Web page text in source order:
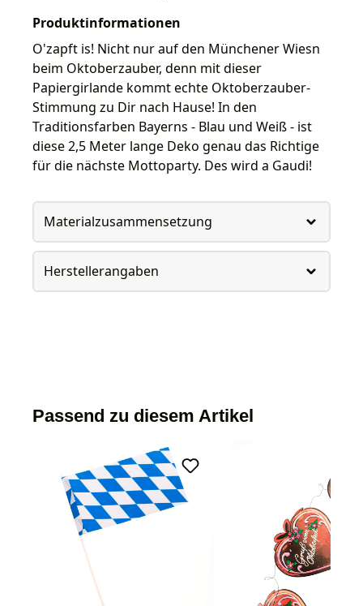
Produktinformationen
O'zapft is! Nicht nur auf den Münchener Wiesn
beim Oktoberzauber, denn mit dieser
Papiergirlande kommt echte Oktoberzauber-
Stimmung zu Dir nach Hause! In den
Traditionsfarben Bayerns - Blau und Weiß - ist
diese 2,5 Meter lange Deko genau das Richtige
für die nächste Mottoparty. Des wird a Gaudi!
Materialzusammensetzung
Herstellerangaben
Passend zu diesem Artikel